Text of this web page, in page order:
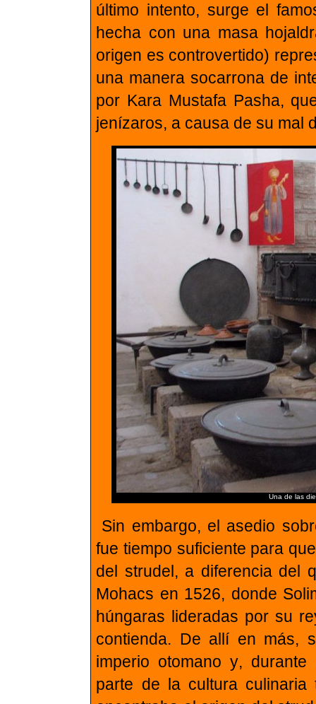
último intento, surge el
hecha con una masa
origen es controvertido)
una manera socarrona de
por Kara Mustafa Pasha,
jenízaros, a causa de su mal
Una de las
Sin embargo, el asedio
fue tiempo suficiente para
del strudel, a diferencia del
Mohacs en 1526, donde
húngaras lideradas por su
contienda. De allí en más,
imperio otomano y, durante
parte de la cultura culinaria